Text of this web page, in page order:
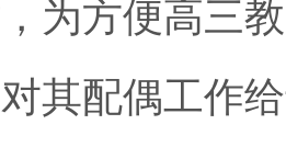
为方便高三
其配偶工作